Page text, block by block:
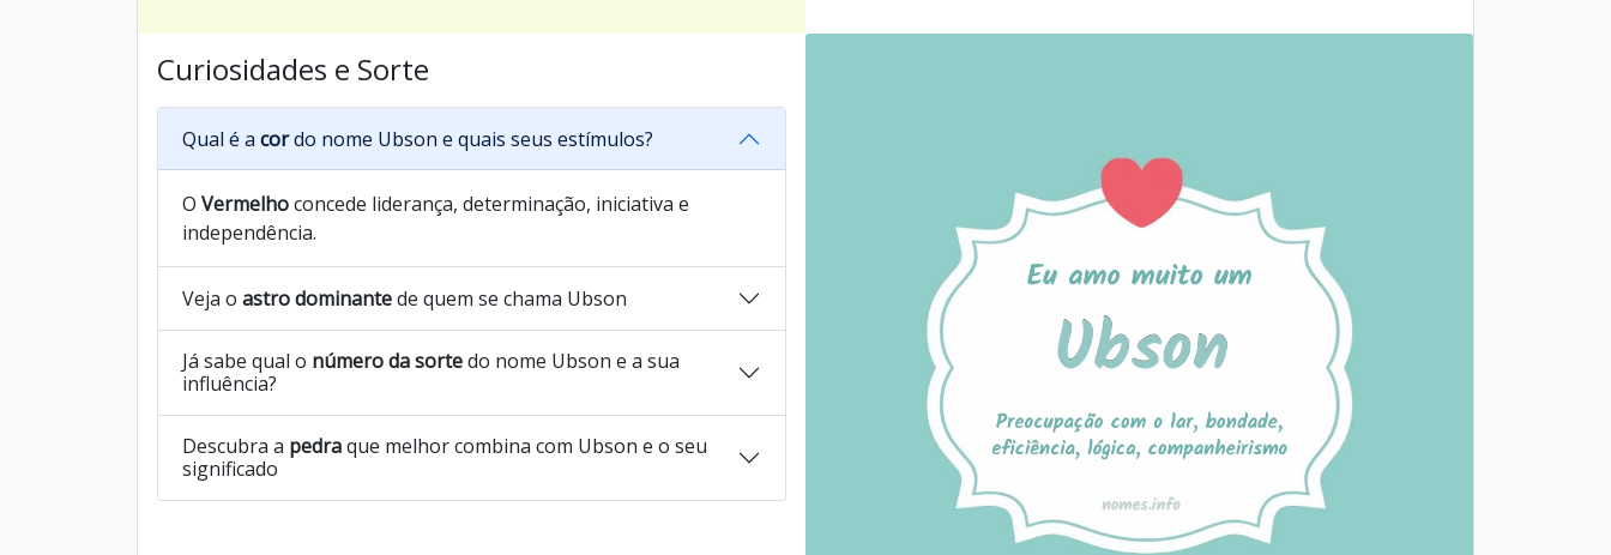
Curiosidades e Sorte
Qual é a cordo nome Ubson e quais seus estímulos?
O Vermelhoconcede liderança, determinação, iniciativa e
independência.
Veja o astro dominantede quem se chama Ubson
Já sabe qual o número da sortedo nome Ubson e a sua
influência?
Descubra a pedraque melhor combina com Ubson e o seu
significado